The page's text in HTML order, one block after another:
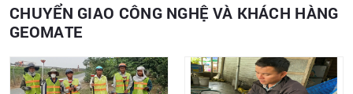
CHUYỂN GIAO CÔNG NGHỆ VÀ KHÁCH HÀNG
GEOMATE